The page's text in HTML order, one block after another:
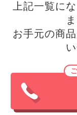
上記一覧に
お手元の商